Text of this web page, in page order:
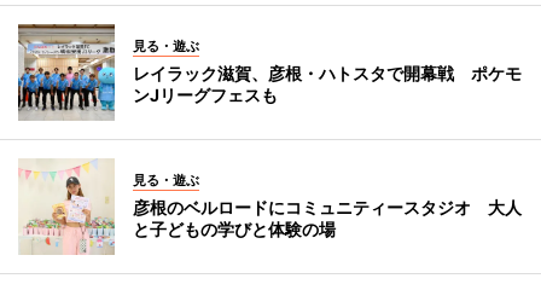
見る・遊ぶ
レイラック滋賀、彦根・ハトスタで開幕戦 ポケモ
ンJリーグフェスも
見る・遊ぶ
彦根のベルロードにコミュニティースタジオ 大人
と子どもの学びと体験の場